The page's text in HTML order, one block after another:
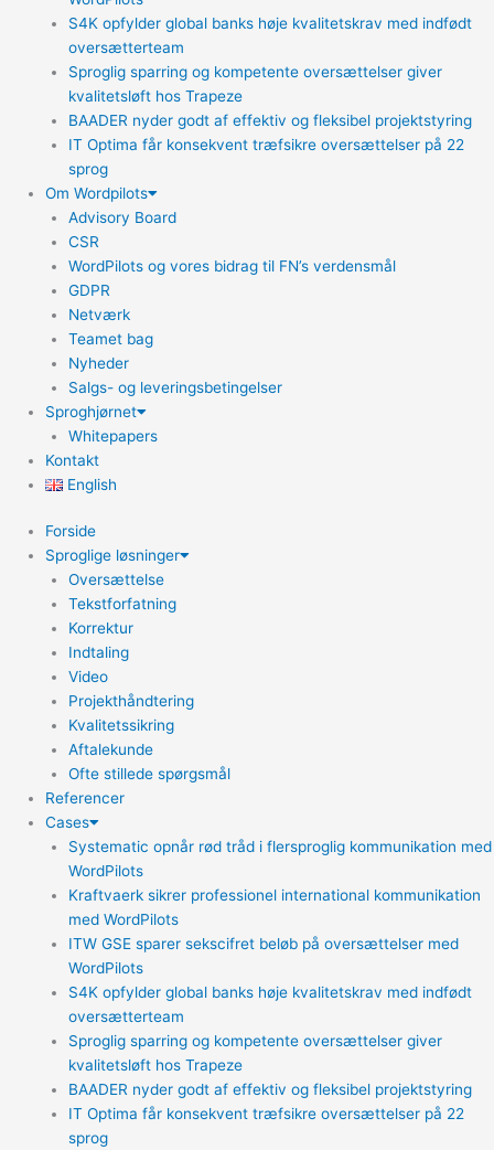
S4K opfylder global banks høje kvalitetskrav med indfødt
oversætterteam
Sproglig sparring og kompetente oversættelser giver
kvalitetsløft hos Trapeze
BAADER nyder godt af effektiv og fleksibel projektstyring
IT Optima får konsekvent træfsikre oversættelser på 22
sprog
Om Wordpilots
Advisory Board
CSR
WordPilots og vores bidrag til FN’s verdensmål
GDPR
Netværk
Teamet bag
Nyheder
Salgs- og leveringsbetingelser
Sproghjørnet
Whitepapers
Kontakt
English
Forside
Sproglige løsninger
Oversættelse
Tekstforfatning
Korrektur
Indtaling
Video
Projekthåndtering
Kvalitetssikring
Aftalekunde
Ofte stillede spørgsmål
Referencer
Cases
Systematic opnår rød tråd i flersproglig kommunikation med
WordPilots
Kraftvaerk sikrer professionel international kommunikation
med WordPilots
ITW GSE sparer sekscifret beløb på oversættelser med
WordPilots
S4K opfylder global banks høje kvalitetskrav med indfødt
oversætterteam
Sproglig sparring og kompetente oversættelser giver
kvalitetsløft hos Trapeze
BAADER nyder godt af effektiv og fleksibel projektstyring
IT Optima får konsekvent træfsikre oversættelser på 22
sprog